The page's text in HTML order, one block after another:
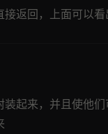
返回，上面可以
起来，并且使他